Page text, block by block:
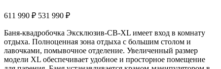
611 990 ₽ 531 990 ₽
Баня-квадробочка Эксклюзив-СВ-XL имеет вход в комнату
отдыха. Полноценная зона отдыха с большим столом и
лавочками, помывочное отделение. Увеличенный размер
модели XL обеспечивает удобное и просторное помещение